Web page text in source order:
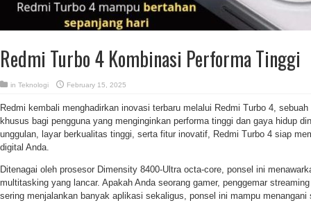
Redmi Turbo 4 Kombinasi Performa Tinggi
in Teknologi February 15, 2025
Redmi kembali menghadirkan inovasi terbaru melalui Redmi Turbo 4,
khusus bagi pengguna yang menginginkan performa tinggi dan gaya hidup
unggulan, layar berkualitas tinggi, serta fitur inovatif, Redmi Turbo 4 siap
digital Anda.
Ditenagai oleh prosesor Dimensity 8400-Ultra octa-core, ponsel ini
multitasking yang lancar. Apakah Anda seorang gamer, penggemar
sering menjalankan banyak aplikasi sekaligus, ponsel ini mampu menangani